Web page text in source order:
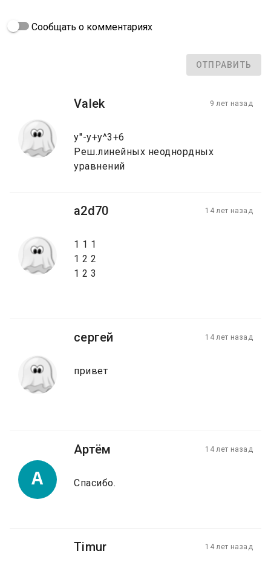
Сообщать о комментариях
ОТПРАВИТЬ
Valek 9 лет назад
y''-y+y^3+6
Реш.линейных неоднордных
уравнений
a2d70 14 лет назад
1 1 1
1 2 2
1 2 3
сергей 14 лет назад
привет
А
Артём 14 лет назад
Спасибо.
Timur 14 лет назад